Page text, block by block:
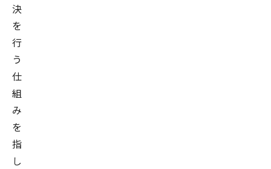
決
を
行
う
仕
組
み
を
指
し